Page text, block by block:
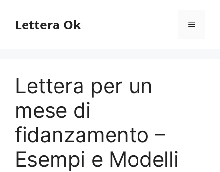
contenuto
Lettera Ok Menu
Lettera per un
mese di
fidanzamento –
Esempi e Modelli